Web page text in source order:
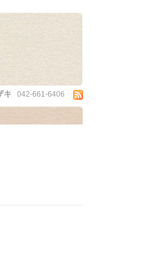
キ 042-661-6406